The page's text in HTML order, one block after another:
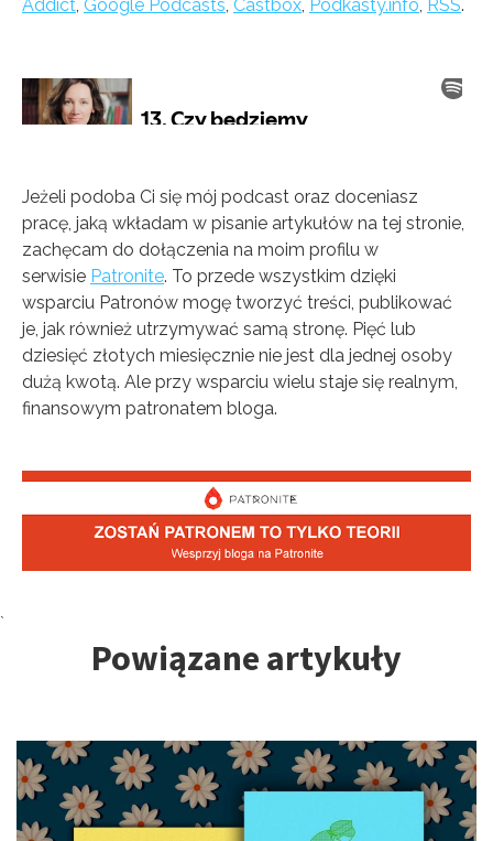
Addict, Google Podcasts, Castbox, Podkasty.info, RSS.
Jeżeli podoba Ci się mój podcast oraz doceniasz
pracę, jaką wkładam w pisanie artykułów na tej stronie,
zachęcam do dołączenia na moim profilu w
serwisie Patronite. To przede wszystkim dzięki
wsparciu Patronów mogę tworzyć treści, publikować
je, jak również utrzymywać samą stronę. Pięć lub
dziesięć złotych miesięcznie nie jest dla jednej osoby
dużą kwotą. Ale przy wsparciu wielu staje się realnym,
finansowym patronatem bloga.
`
Powiązane artykuły